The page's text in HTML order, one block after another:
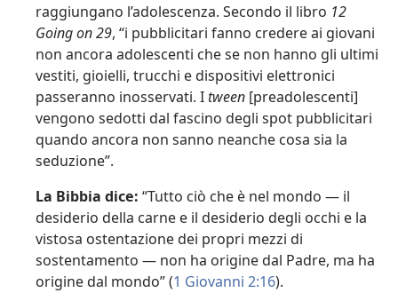
raggiungano l’adolescenza. Secondo il libro 12
Going on 29, “i pubblicitari fanno credere ai giovani
non ancora adolescenti che se non hanno gli ultimi
vestiti, gioielli, trucchi e dispositivi elettronici
passeranno inosservati. I tween [preadolescenti]
vengono sedotti dal fascino degli spot pubblicitari
quando ancora non sanno neanche cosa sia la
seduzione”.
La Bibbia dice: “Tutto ciò che è nel mondo — il
desiderio della carne e il desiderio degli occhi e la
vistosa ostentazione dei propri mezzi di
sostentamento — non ha origine dal Padre, ma ha
origine dal mondo” (1 Giovanni 2:16).